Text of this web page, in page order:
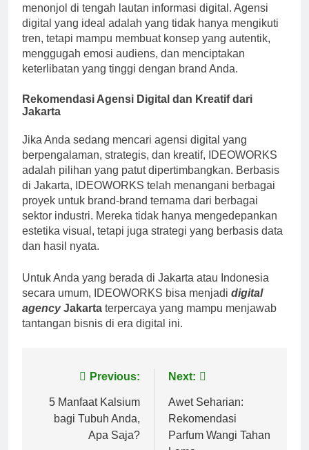
menonjol di tengah lautan informasi digital. Agensi
digital yang ideal adalah yang tidak hanya mengikuti
tren, tetapi mampu membuat konsep yang autentik,
menggugah emosi audiens, dan menciptakan
keterlibatan yang tinggi dengan brand Anda.
Rekomendasi Agensi Digital dan Kreatif dari
Jakarta
Jika Anda sedang mencari agensi digital yang
berpengalaman, strategis, dan kreatif, IDEOWORKS
adalah pilihan yang patut dipertimbangkan. Berbasis
di Jakarta, IDEOWORKS telah menangani berbagai
proyek untuk brand-brand ternama dari berbagai
sektor industri. Mereka tidak hanya mengedepankan
estetika visual, tetapi juga strategi yang berbasis data
dan hasil nyata.
Untuk Anda yang berada di Jakarta atau Indonesia
secara umum, IDEOWORKS bisa menjadi digital
agencyJakarta terpercaya yang mampu menjawab
tantangan bisnis di era digital ini.
navigation
Previous:
5 Manfaat Kalsium
bagi Tubuh Anda,
Apa Saja?
Next:
Awet Seharian:
Rekomendasi
Parfum Wangi Tahan